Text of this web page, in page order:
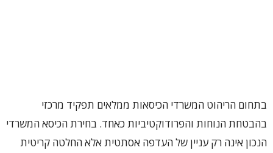
בתחום הריהוט המשרדי הכיסאות ממלאים תפקיד מרכזי
בהבטחת הנוחות והפרודוקטיביות כאחד. בחירת הכיסא המשרדי
הנכון אינה רק עניין של העדפה אסתטית אלא החלטה קריטית